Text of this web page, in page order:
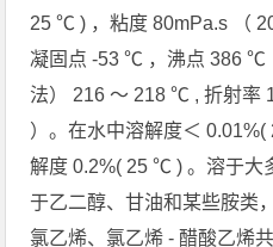
25 ℃ ) ，粘度 80mPa.s （
凝固点 -53 ℃ ，沸点 386 ℃
法） 216 ～ 218 ℃ , 折射率
）。在水中溶解度＜
解度 0.2%( 25 ℃ ) 。溶于大
于乙二醇、甘油和某些胺类
氯乙烯、氯乙烯 - 醋酸乙烯